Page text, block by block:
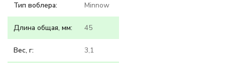
Тип воблера: Minnow
Длина общая, мм: 45
Вес, г: 3,1